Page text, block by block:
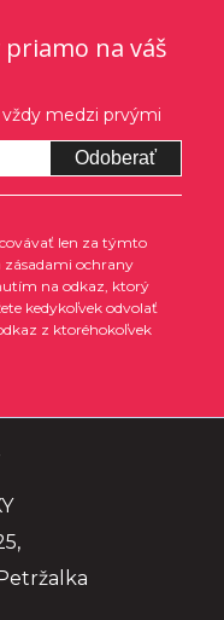
na váš
medzi prvými
Odoberať
len za týmto
zásadami ochrany
na odkaz, ktorý
kedykoľvek odvolať
z ktoréhokoľvek